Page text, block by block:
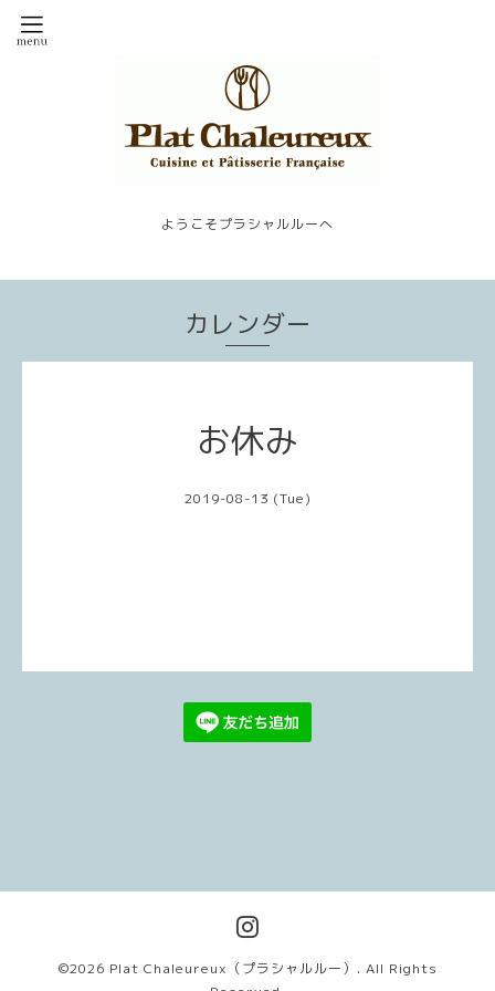
ようこそプラシャルルーへ
カレンダー
お休み
2019-08-13 (Tue)
©2026 Plat Chaleureux（プラシャルルー） . All Rights